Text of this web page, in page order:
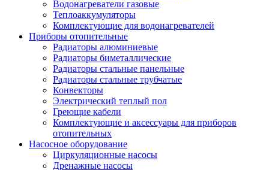
Водонагреватели газовые
Теплоаккумуляторы
Комплектующие для водонагревателей
Приборы отопительные
Радиаторы алюминиевые
Радиаторы биметаллические
Радиаторы стальные панельные
Радиаторы стальные трубчатые
Конвекторы
Электрический теплый пол
Греющие кабели
Комплектующие и аксессуары для приборов
отопительных
Насосное оборудование
Циркуляционные насосы
Дренажные насосы